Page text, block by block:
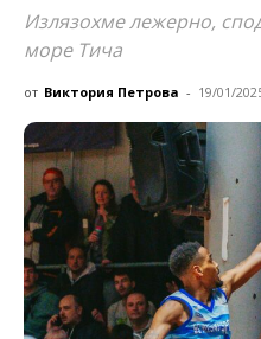
Излязохме лежерно,
море Тича
от Виктория Петрова - 19/01/